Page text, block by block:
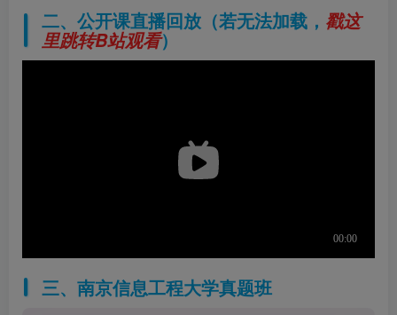
二、公开课直播回放（若无法加载， 戳这
里跳转B站观看）
三、南京信息工程大学真题班